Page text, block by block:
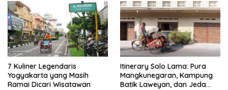
7 Kuliner Legendaris
Yogyakarta yang Masih
Ramai Dicari Wisatawan
Itinerary Solo Lama: Pura
Mangkunegaran, Kampung
Batik Laweyan, dan Jeda